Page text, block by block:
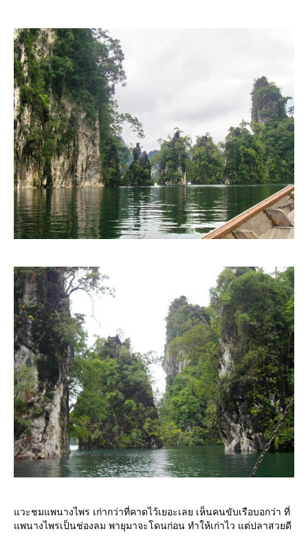
วะชมแพนางไพร เก่ากว่าที่คาดไว้เยอะเลย เห็นคนขับเรือบอกว่า ที่
พนางไพรเป็นช่องลม พายุมาจะโดนก่อน ทำให้เก่าไว แต่ปลาสวยดี